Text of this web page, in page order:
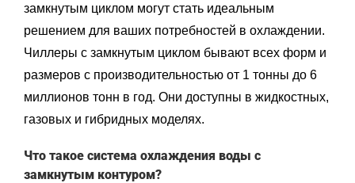
замкнутым циклом могут стать идеальным
решением для ваших потребностей в охлаждении.
Чиллеры с замкнутым циклом бывают всех форм и
размеров с производительностью от 1 тонны до 6
миллионов тонн в год. Они доступны в жидкостных,
газовых и гибридных моделях.
Что такое система охлаждения воды с
замкнутым контуром?